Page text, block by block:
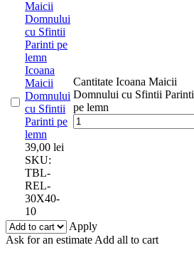
Icoana
Maicii
Domnului
cu Sfintii
Parinti pe
lemn
39,00 lei
SKU:
TBL-
REL-
30X40-
10
Cantitate Icoana Maicii
Domnului cu Sfintii Parinti
pe lemn
Apply
Ask for an estimate Add all to cart